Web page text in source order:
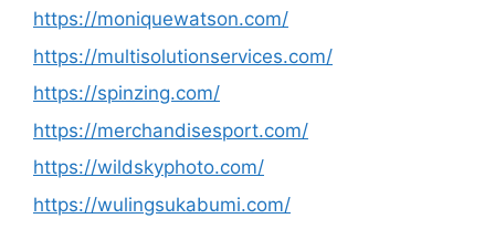
https://moniquewatson.com/
https://multisolutionservices.com/
https://spinzing.com/
https://merchandisesport.com/
https://wildskyphoto.com/
https://wulingsukabumi.com/